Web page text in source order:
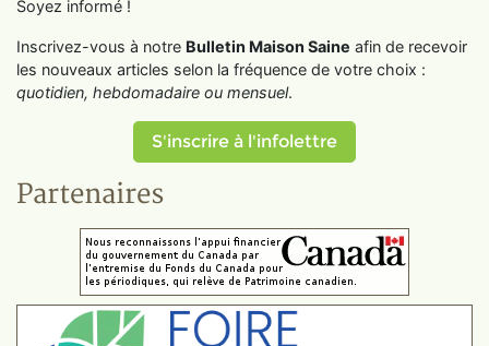
Soyez informé !
Inscrivez-vous à notre Bulletin Maison Saine afin de recevoir
les nouveaux articles selon la fréquence de votre choix :
quotidien, hebdomadaire ou mensuel.
S'inscrire à l'infolettre
Partenaires